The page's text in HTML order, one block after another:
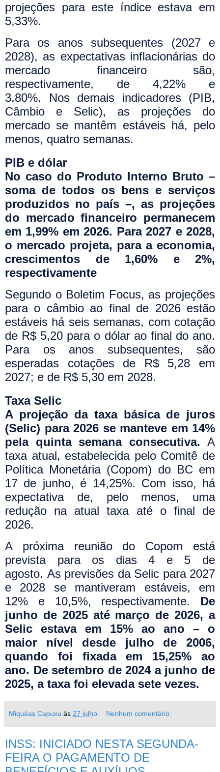
projeções para este índice estava em
5,33%.
Para os anos subsequentes (2027 e
2028), as expectativas inflacionárias do
mercado financeiro são,
respectivamente, de 4,22% e
3,80%. Nos demais indicadores (PIB,
Câmbio e Selic), as projeções do
mercado se mantêm estáveis há, pelo
menos, quatro semanas.
PIB e dólar
No caso do Produto Interno Bruto –
soma de todos os bens e serviços
produzidos no país –, as projeções
do mercado financeiro permanecem
em 1,99% em 2026. Para 2027 e 2028,
o mercado projeta, para a economia,
crescimentos de 1,60% e 2%,
respectivamente
Segundo o Boletim Focus, as projeções
para o câmbio ao final de 2026 estão
estáveis há seis semanas, com cotação
de R$ 5,20 para o dólar ao final do ano.
Para os anos subsequentes, são
esperadas cotações de R$ 5,28 em
2027; e de R$ 5,30 em 2028.
Taxa Selic
A projeção da taxa básica de juros
(Selic) para 2026 se manteve em 14%
pela quinta semana consecutiva. A
taxa atual, estabelecida pelo Comitê de
Política Monetária (Copom) do BC em
17 de junho, é 14,25%. Com isso, há
expectativa de, pelo menos, uma
redução na atual taxa até o final de
2026.
A próxima reunião do Copom está
prevista para os dias 4 e 5 de
agosto. As previsões da Selic para 2027
e 2028 se mantiveram estáveis, em
12% e 10,5%, respectivamente. De
junho de 2025 até março de 2026, a
Selic estava em 15% ao ano – o
maior nível desde julho de 2006,
quando foi fixada em 15,25% ao
ano. De setembro de 2024 a junho de
2025, a taxa foi elevada sete vezes.
Miquéas Capuxu às 27 julho Nenhum comentário:
INSS: INICIADO NESTA SEGUNDA-
FEIRA O PAGAMENTO DE